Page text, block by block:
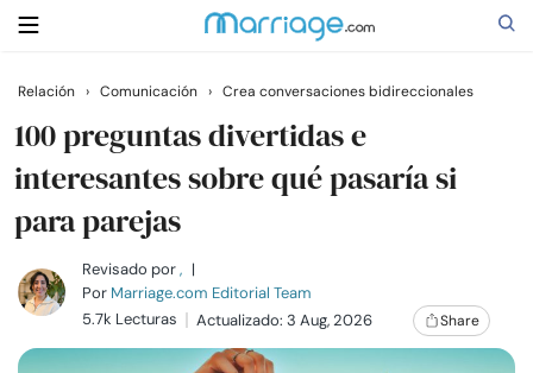
Buscar
Casarse
Relaciones
Familia
Relación › Comunicación › Crea conversaciones bidireccionales
100 preguntas divertidas e
interesantes sobre qué pasaría si
para parejas
Revisado por, |
Por Marriage.com Editorial Team
5.7k Lecturas
Actualizado: 3 Aug, 2026 Share